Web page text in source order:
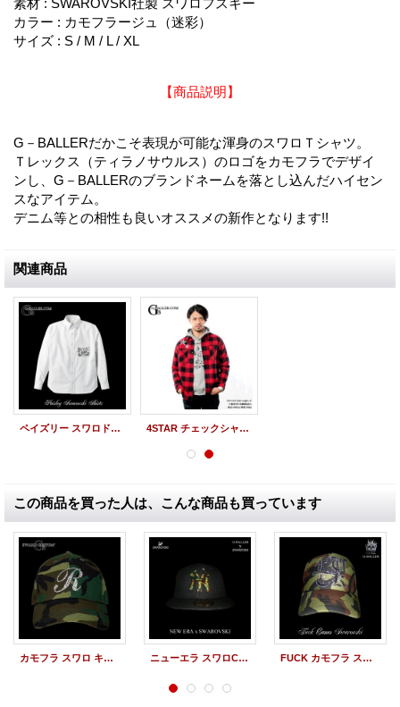
カラー : カモフラージュ（迷彩）
サイズ : S / M / L / XL
【商品説明】
G－BALLERだかこそ表現が可能な渾身のスワロＴシャツ。
Ｔレックス（ティラノサウルス）のロゴをカモフラでデザイ
ンし、G－BALLERのブランドネームを落とし込んだハイセン
スなアイテム。
デニム等との相性も良いオススメの新作となります!!
関連商品
ペイズリー スワロドレスシャツ 4STAR チェックシャツ スワロ 人気のネルシャツ
この商品を買った人は、こんな商品も買っています
カモフラ スワロ キャップ イニシャル オーダー スワロフスキー ニューエラ スワロCAP ヤンキース カモフラ FUCK カモフラ スワロキャップ カモフラ